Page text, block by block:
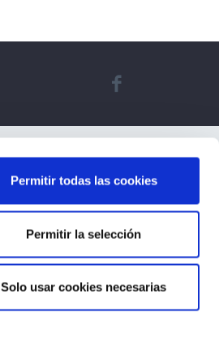
Permitir todas las cookies
Permitir la selección
Solo usar cookies necesarias